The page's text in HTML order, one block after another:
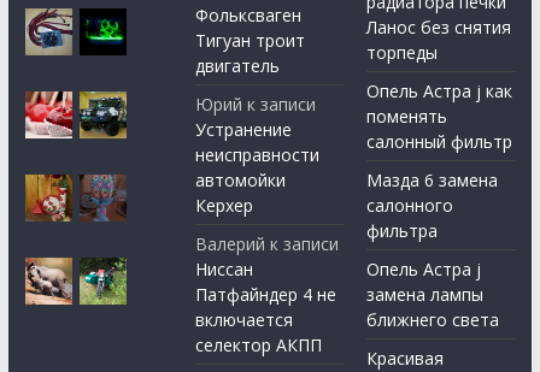
Фольксваген
Тигуан троит
двигатель
Юрий к записи
Устранение
неисправности
автомойки
Керхер
Валерий к записи
Ниссан
Патфайндер 4 не
включается
селектор АКПП
Ланос без снятия
торпеды
Опель Астра j как
поменять
салонный фильтр
Мазда 6 замена
салонного
фильтра
Опель Астра j
замена лампы
ближнего света
Красивая